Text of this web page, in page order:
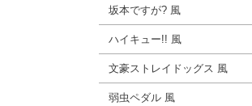
坂本ですが? 風
ハイキュー!! 風
文豪ストレイドッグス 風
弱虫ペダル 風